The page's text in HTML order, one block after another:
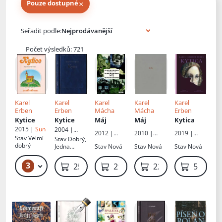
Pouze dostupné×
Seřadit podle:
Počet výsledků: 721
Karel
Erben
Kytice
2015 | Sun
StavVelmi
dobrý
3 169 Kč – 179 Kč
Karel
Erben
Kytice
2004 |
Infiniti art,
s.r.o.
Stav Dobrý,
Jedna
volně,
razítka z
knihovny
259 Kč
Karel
Mácha
Máj
2012 |
Stav Nová
299 Kč
Karel
Mácha
Máj
2010 |
tví Triáda,
s.r.o.
Stav Nová
229 Kč
Karel
Erben
Kytica
2019 |
s.,vydavatel
ství
Stav Nová
549 Kč